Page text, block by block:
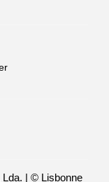
Lda. | © Lisbonne